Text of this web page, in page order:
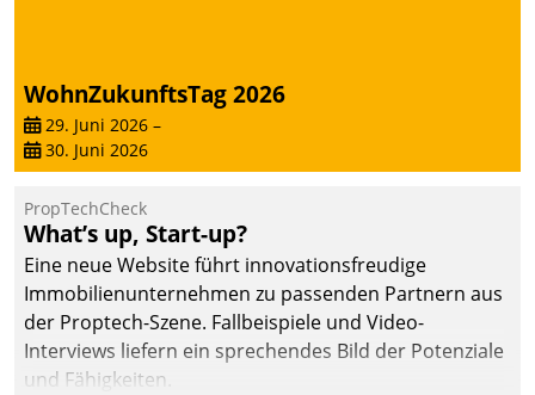
– und beschleunigt damit
den Weg vom
Mieteranliegen zum
WohnZukunftsTag 2026
29. Juni 2026 –
30. Juni 2026
PropTechCheck
What’s up, Start-up?
Eine neue Website führt innovationsfreudige
Immobilienunternehmen zu passenden Partnern aus
der Proptech-Szene. Fallbeispiele und Video-
Interviews liefern ein sprechendes Bild der Potenziale
und Fähigkeiten.